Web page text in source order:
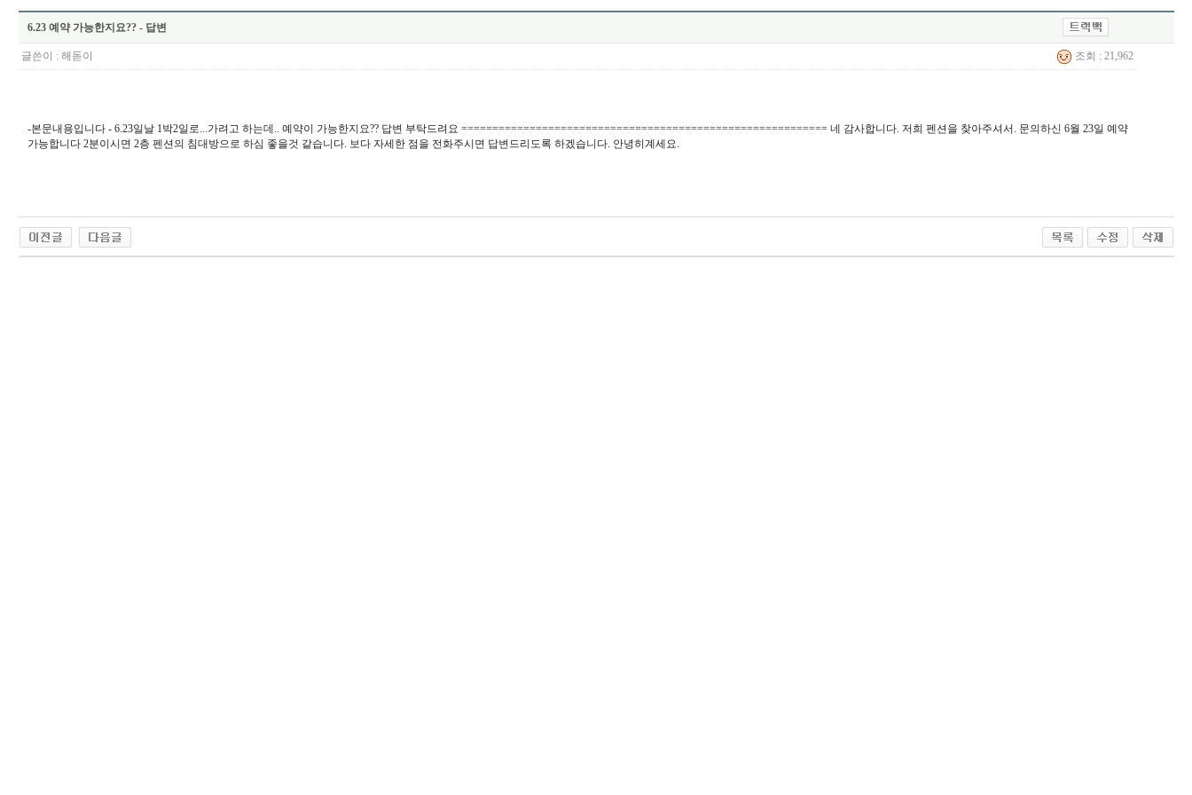
6.23 예약 가능한지요?? - 답변
글쓴이 : 해돋이 조회 : 21,962
-본문내용입니다 - 6.23일날 1박2일로...가려고 하는데.. 예약이 가능한지요?? 답변 부탁드려요 =========================================================== 네 감사합니다. 저희 펜션을 찾아주셔서. 문의하신 6월 23일 예약
가능합니다 2분이시면 2층 펜션의 침대방으로 하심 좋을것 같습니다. 보다 자세한 점을 전화주시면 답변드리도록 하겠습니다. 안녕히계세요.